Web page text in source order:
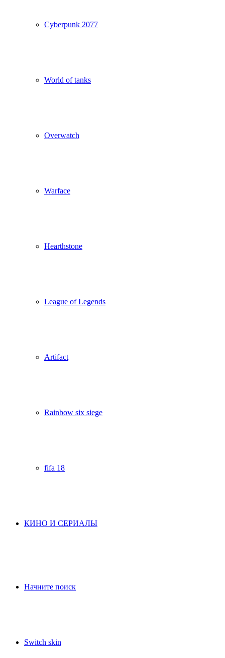
Cyberpunk 2077
World of tanks
Overwatch
Warface
Hearthstone
League of Legends
Artifact
Rainbow six siege
fifa 18
КИНО И СЕРИАЛЫ
Начните поиск
Switch skin